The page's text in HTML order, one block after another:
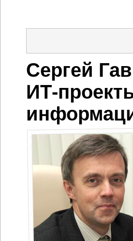
Сергей
ИТ-